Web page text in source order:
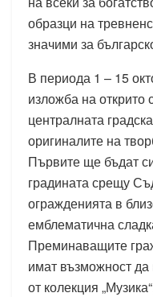
образци на
значими за
В периода 1 – 15
изложба на открито
централната
оригиналите на
Първите ще бъдат
градината срещу
огражденията в
емблематична
Преминаващите
имат възможност
от колекция